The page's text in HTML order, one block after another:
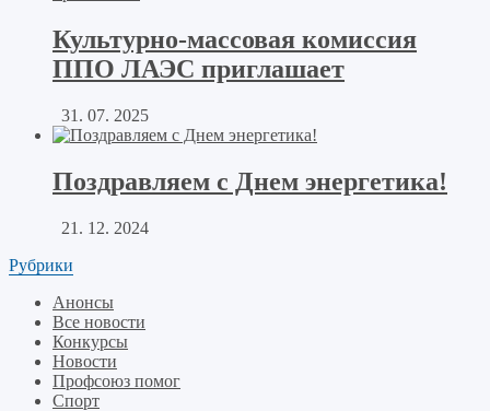
Культурно-массовая комиссия
ППО ЛАЭС приглашает
31. 07. 2025
Поздравляем с Днем энергетика!
21. 12. 2024
Рубрики
Анонсы
Все новости
Конкурсы
Новости
Профсоюз помог
Спорт